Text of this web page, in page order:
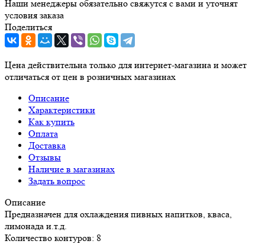
Наши менеджеры обязательно свяжутся с вами и уточнят
условия заказа
Поделиться
Цена действительна только для интернет-магазина и может
отличаться от цен в розничных магазинах
Описание
Характеристики
Как купить
Оплата
Доставка
Отзывы
Наличие в магазинах
Задать вопрос
Описание
Предназначен для охлаждения пивных напитков, кваса,
лимонада и.т.д.
Количество контуров: 8